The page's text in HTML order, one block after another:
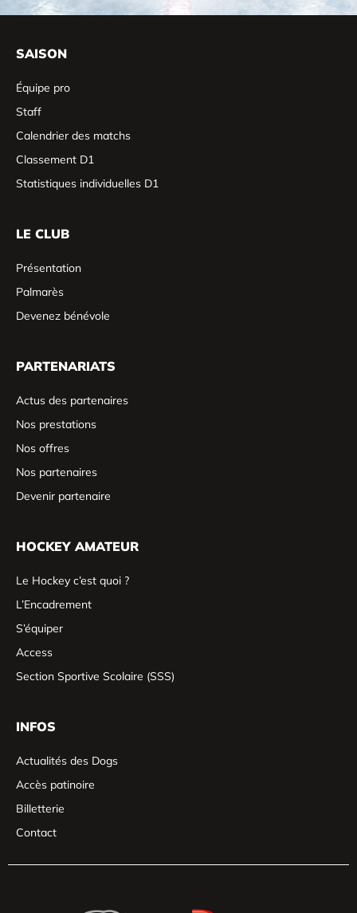
SAISON
Équipe pro
Staff
Calendrier des matchs
Classement D1
Statistiques individuelles D1
LE CLUB
Présentation
Palmarès
Devenez bénévole
PARTENARIATS
Actus des partenaires
Nos prestations
Nos offres
Nos partenaires
Devenir partenaire
HOCKEY AMATEUR
Le Hockey c’est quoi ?
L’Encadrement
S’équiper
Access
Section Sportive Scolaire (SSS)
INFOS
Actualités des Dogs
Accès patinoire
Billetterie
Contact